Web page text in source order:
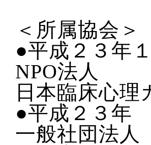
＜所属協会＞
●平成２３年
NPO法人
日本臨床心
●平成２３年
一般社団法人